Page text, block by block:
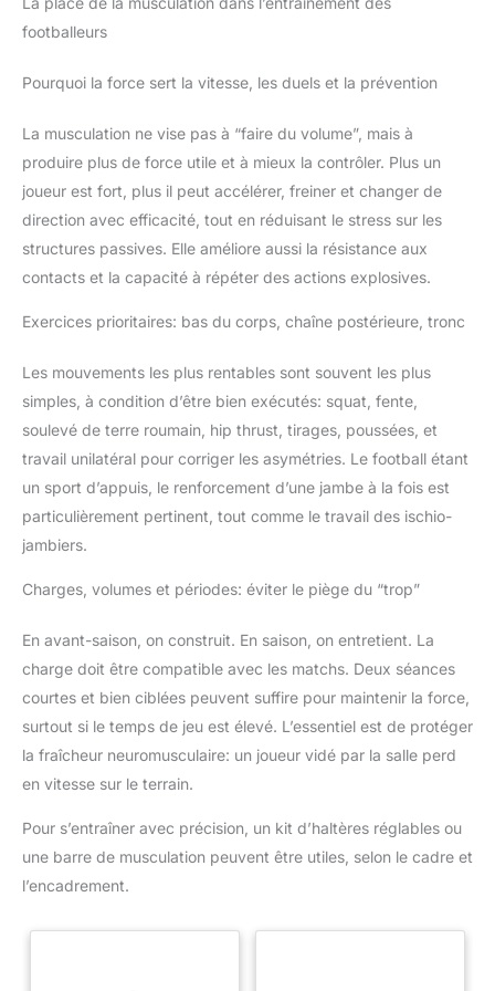
footballeurs
Pourquoi la force sert la vitesse, les duels et la prévention
La musculation ne vise pas à “faire du volume”, mais à
produire plus de force utile et à mieux la contrôler. Plus un
joueur est fort, plus il peut accélérer, freiner et changer de
direction avec efficacité, tout en réduisant le stress sur les
structures passives. Elle améliore aussi la résistance aux
contacts et la capacité à répéter des actions explosives.
Exercices prioritaires: bas du corps, chaîne postérieure, tronc
Les mouvements les plus rentables sont souvent les plus
simples, à condition d’être bien exécutés: squat, fente,
soulevé de terre roumain, hip thrust, tirages, poussées, et
travail unilatéral pour corriger les asymétries. Le football étant
un sport d’appuis, le renforcement d’une jambe à la fois est
particulièrement pertinent, tout comme le travail des ischio-
jambiers.
Charges, volumes et périodes: éviter le piège du “trop”
En avant-saison, on construit. En saison, on entretient. La
charge doit être compatible avec les matchs. Deux séances
courtes et bien ciblées peuvent suffire pour maintenir la force,
surtout si le temps de jeu est élevé. L’essentiel est de protéger
la fraîcheur neuromusculaire: un joueur vidé par la salle perd
en vitesse sur le terrain.
Pour s’entraîner avec précision, un kit d’haltères réglables ou
une barre de musculation peuvent être utiles, selon le cadre et
l’encadrement.